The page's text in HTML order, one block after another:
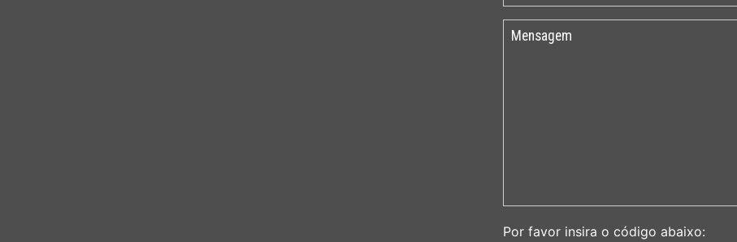
Por favor insira o código abaixo: